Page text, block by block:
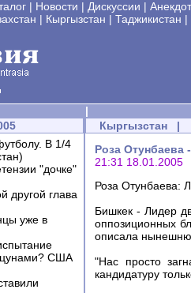
| Новости | Дискуссии |
| Кыргызстан | Таджикистан |
|
В 1/4
"дочке"
другой глава
уже в
цунами? США
Кыргызстан |
Роза Отунбаева
21:31 18.01.2005
Роза Отунбаева:
Бишкек - Лидер
оппозиционных
описала
"Нас просто
кандидатуру